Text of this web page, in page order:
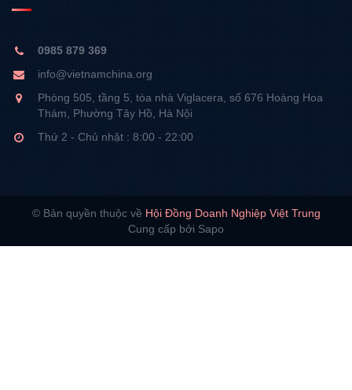
0985 879 369
info@vietnamchina.org
Phòng 505, tầng 5, tòa nhà Viglacera, số 676 Hoàng Hoa
Thám, Phường Tây Hồ, Hà Nội
Thứ 2 - Chủ nhật : 8:00 - 22:00
© Bản quyền thuộc về Hội Đồng Doanh Nghiệp Việt Trung
Cung cấp bởi Sapo